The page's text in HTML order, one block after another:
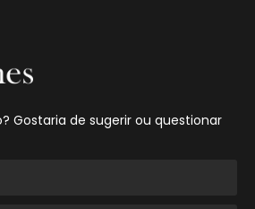
Gostaria de sugerir ou questionar